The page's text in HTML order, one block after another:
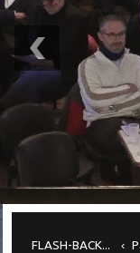
FLASH-BACK...